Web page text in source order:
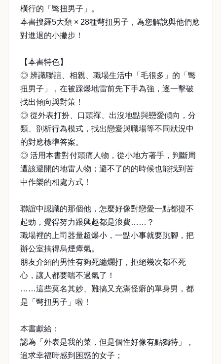
橫行的「彆扭男子」。
本書搜羅5大類 × 28種彆扭男子，為您解說與他們應
對進退的小撇步！
【本書特色】
◎ 辨識聯誼、相親、職場生活中「毛很多」的「彆
扭男子」，在被踩爆地雷前先下手為強，逐一擊破
找出傾向與對策！
◎ 從外表打扮、口頭禪、出沒地點與戀愛傾向，分
類、剖析行為模式，找出戀愛與職場等不同狀況中
的對應標準答案。
◎ 活用本書對付頭痛人物，從小地方著手，判斷周
遭該避開的地雷人物；避不了的的時候也能找到苦
中作樂的相處方式！
聯誼中認識的那個他，怎麼好像對戀愛一點都提不
起勁，覺得努力跟興趣都是浪費……？
職場裡的上司器量超爆小，一點小事就要跳腳，把
辦公室搞得烏煙瘴氣。
朋友介紹的男性有夠死纏爛打，拒絕幾次都不死
心，讓人都要喘不過氣了！
……這些莫名其妙、難搞又充滿怪癖的單身男，都
是「彆扭男子」啦！
本書獻給：
認為「外表是我的菜，但是個性好像有點獨特」，
追求幸福時感到困惑的女子；